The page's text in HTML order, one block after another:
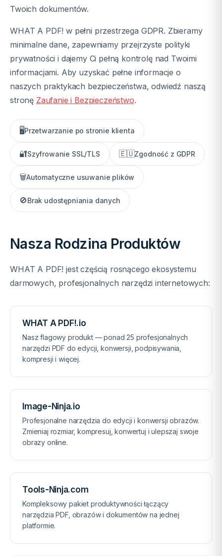
Twoich dokumentów.
WHAT A PDF! w pełni przestrzega GDPR. Zbieramy
minimalne dane, zapewniamy przejrzyste polityki
prywatności i dajemy Ci pełną kontrolę nad Twoimi
informacjami. Aby uzyskać pełne informacje o
naszych praktykach bezpieczeństwa, odwiedź naszą
stronę Zaufanie i Bezpieczeństwo.
🖥️Przetwarzanie po stronie klienta
🔐Szyfrowanie SSL/TLS 🇪🇺Zgodność z GDPR
🗑️Automatyczne usuwanie plików
🚫Brak udostępniania danych
Nasza Rodzina Produktów
WHAT A PDF! jest częścią rosnącego ekosystemu
darmowych, profesjonalnych narzędzi internetowych:
WHAT A PDF!.io
Nasz flagowy produkt — ponad 25 profesjonalnych
narzędzi PDF do edycji, konwersji, podpisywania,
kompresji i więcej.
Image-Ninja.io
Profesjonalne narzędzia do edycji i konwersji obrazów.
Zmieniaj rozmiar, kompresuj, konwertuj i ulepszaj swoje
obrazy online.
Tools-Ninja.com
Kompleksowy pakiet produktywności łączący
narzędzia PDF, obrazów i dokumentów na jednej
platformie.